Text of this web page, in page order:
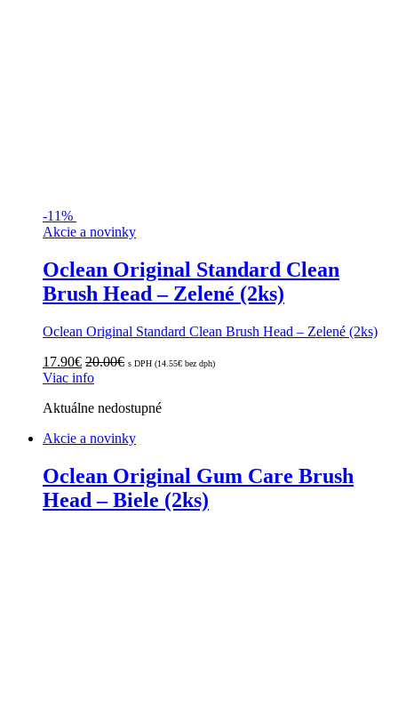
-11%
Akcie a novinky
Oclean Original Standard Clean
Brush Head – Zelené (2ks)
Oclean Original Standard Clean Brush Head – Zelené (2ks)
17.90€ 20.00€ s DPH (14.55€ bez dph)
Viac info
Aktuálne nedostupné
Akcie a novinky
Oclean Original Gum Care Brush
Head – Biele (2ks)